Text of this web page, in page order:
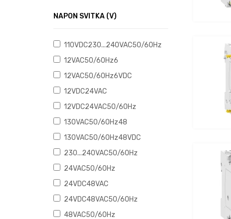
NAPON SVITKA (V)
110VDC230...240VAC50/60Hz
12VAC50/60Hz6
12VAC50/60Hz6VDC
12VDC24VAC
12VDC24VAC50/60Hz
130VAC50/60Hz48
130VAC50/60Hz48VDC
230...240VAC50/60Hz
24VAC50/60Hz
24VDC48VAC
24VDC48VAC50/60Hz
48VAC50/60Hz